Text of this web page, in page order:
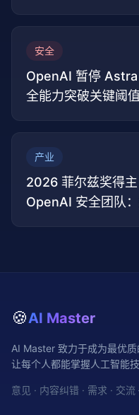
安全
OpenAI 暂停 Astra
全能力突破关键阈
产业
2026 菲尔兹奖得
OpenAI 安全团队
🍪AI Master
AI Master 致力于成为最优质
让每个人都能掌握人工智能技
意见 · 内容纠错 · 需求 · 交